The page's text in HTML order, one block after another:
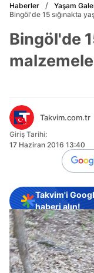
Haberler
Yaşam
Bingöl'de 15 sığınakta
Bingöl'de
Takvim.com.tr
Giriş Tarihi:
17 Haziran 2016 13:40
Takvim'i
haberi alın!